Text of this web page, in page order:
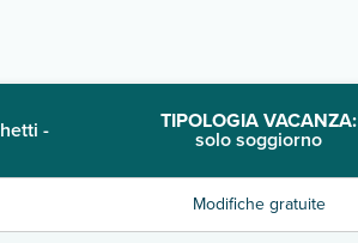
- TIPOLOGIA VACANZA:
solo soggiorno
Modifiche gratuite